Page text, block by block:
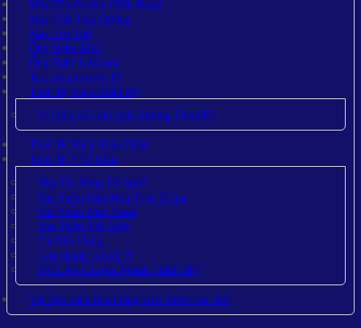
Máy Tập Cơ Sàn Chậu Kegel
Máy Thử Tiểu Đường
Máy Trợ Thở
Ống Nghe ADC
Ống Nghe Littmann
Test nhanh covid 19
Thiết Bị Nhập Khẩu Mỹ
Vật liệu cố định chấn thương FlexiOH
Thiết Bị Nhập Khẩu Nhật
Thiết Bị Y Tế Khác
Máy Đo Nồng Độ Spo2
Sản Phẩm Hậu Môn Trực Tràng
Sản Phẩm Nam Khoa
Sản Phẩm Tiết Niệu
Tai Mũi Họng
Test nhanh Covid 19
Vật Liệu Chuyên Ngành Thẩm Mỹ
Vật liệu phẫu thuật tăng kích thước cậu nhỏ